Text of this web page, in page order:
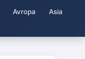
Avropa
Asia